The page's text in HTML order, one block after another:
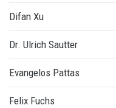
Difan Xu
Dr. Ulrich Sautter
Evangelos Pattas
Felix Fuchs